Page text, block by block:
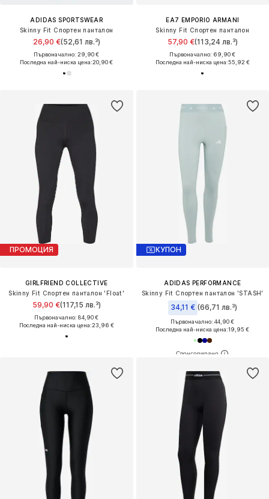
ADIDAS SPORTSWEAR
Skinny Fit Спортен панталон
26,90 €(52,61 лв.³)
Първоначално: 29,90 €
Последна най-ниска цена:20,90 €
EA7 EMPORIO ARMANI
Skinny Fit Спортен панталон
57,90 €(113,24 лв.³)
Първоначално: 69,90 €
Последна най-ниска цена:55,92 €
ПРОМОЦИЯ
GIRLFRIEND COLLECTIVE
Skinny Fit Спортен панталон 'Float'
59,90 €(117,15 лв.³)
Първоначално: 84,90 €
Последна най-ниска цена:23,96 €
КУПОН
ADIDAS PERFORMANCE
Skinny Fit Спортен панталон 'STASH'
34,11 € (66,71 лв.³)
Първоначално: 44,90 €
Последна най-ниска цена:19,95 €